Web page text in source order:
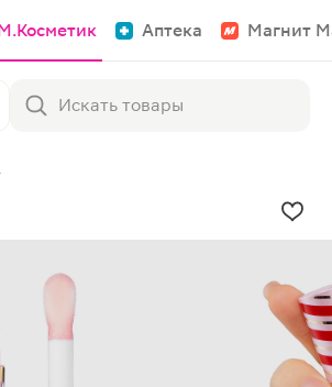
Аптека Магнит